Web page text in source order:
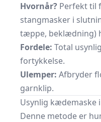
Hvornår? Perfekt til
stangmasker i
tæppe, beklædning)
Fordele: Total
fortykkelse.
Ulemper: Afbryder
garnklip.
Usynlig kædemaske
Denne metode er